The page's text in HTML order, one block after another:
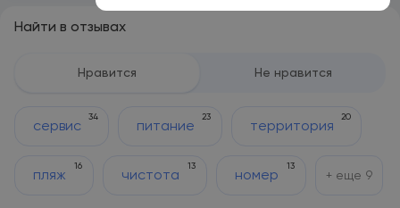
Найти в отзывах
Нравится Не нравится
сервис
34
питание
23
территория
20
пляж
16
чистота
13
номер
13
+ еще 9